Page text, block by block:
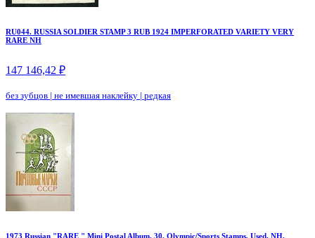
RU044. RUSSIA SOLDIER STAMP 3 RUB 1924 IMPERFORATED VARIETY VERY
RARE NH
147 146,42 ₽
без зубцов | не имевшая наклейку | редкая
1973 Russian "RARE " Mini Postal Album, 30, Olympic/Sports Stamps, Used, NH.